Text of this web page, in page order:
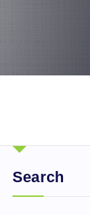
Search